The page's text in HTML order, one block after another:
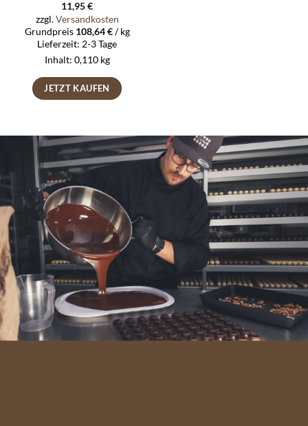
11,95€
zzgl.Versandkosten
Grundpreis 108,64€/kg
Lieferzeit: 2-3 Tage
Inhalt: 0,110 kg
JETZT KAUFEN